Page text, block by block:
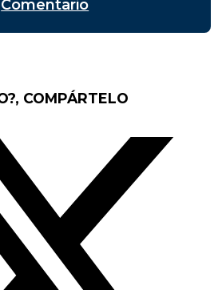
Comentario
COMPÁRTELO